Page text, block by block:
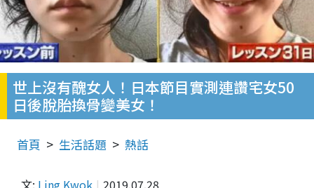
世上沒有醜女人！日本節目實測連讚宅女50
日後脫胎換骨變美女！
首頁 生活話題 熱話
文: Ling Kwok 2019.07.28